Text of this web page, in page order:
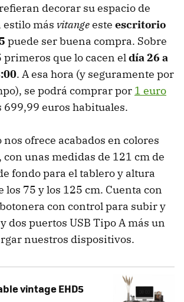
decorar su espacio de
más vitangeeste escritorio
puede ser buena compra. Sobre
primeros que lo cacen eldía 26 a
. A esa hora (y seguramente por
se podrá comprar por 1 euro
699,99 euros habituales.
ofrece acabados en colores
con unas medidas de 121 cm de
fondo para el tablero y altura
los 75 y los 125 cm. Cuenta con
con control para subir y
dos puertos USB Tipo A más un
nuestros dispositivos.
vintage EHD5